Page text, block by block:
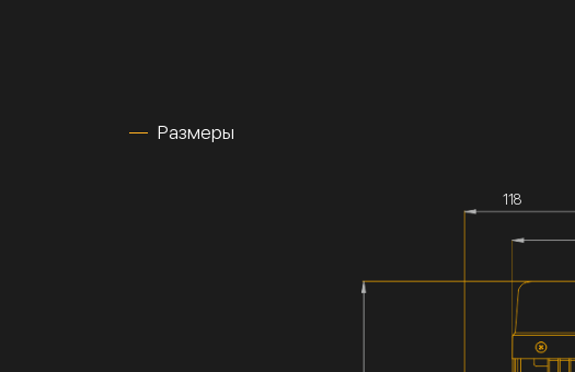
Размеры
118